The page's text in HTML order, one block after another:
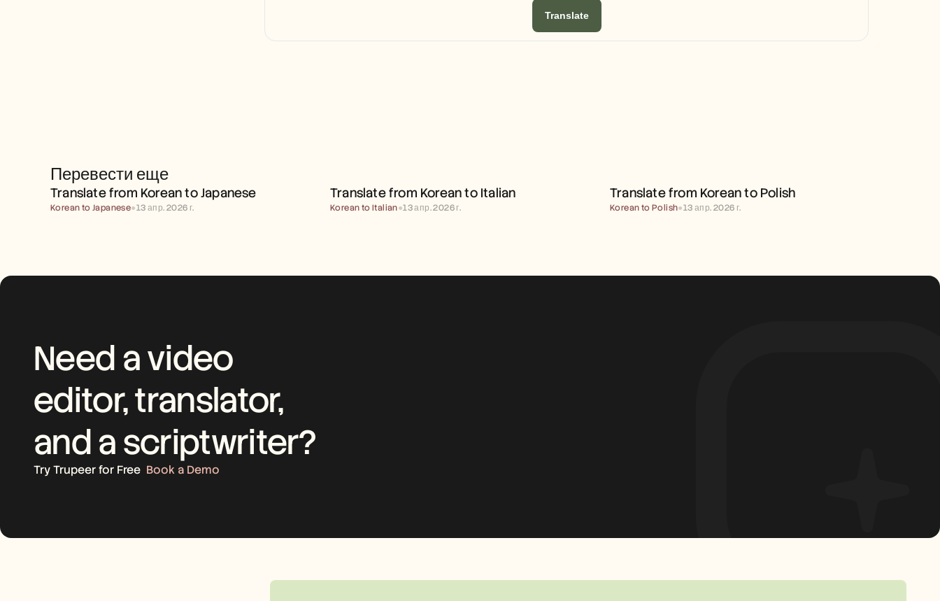
Translate
Перевести еще
TRANSLATE FROM KOREAN
TO JAPANESE
Translate from Korean to Japanese
Korean to Japanese●13 апр. 2026 г.
TO ITALIAN
Translate from Korean to Italian
Korean to Italian●13 апр. 2026 г.
TO POLISH
Translate from Korean to Polish
Korean to Polish●13 апр. 2026 г.
Need a video
editor, translator,
and a scriptwriter?
Try Trupeer for Free Book a Demo